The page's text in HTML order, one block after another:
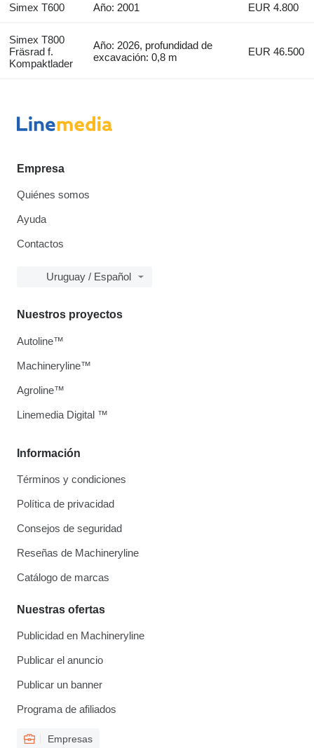
Simex T600 Año: 2001 EUR 4.800
Simex T800
Fräsrad f.
Kompaktlader
Año: 2026, profundidad de
excavación: 0,8 m
EUR 46.500
Empresa
Quiénes somos
Ayuda
Contactos
Uruguay / Español
Información
Términos y condiciones
Política de privacidad
Consejos de seguridad
Reseñas de Machineryline
Catálogo de marcas
Nuestras ofertas
Publicidad en Machineryline
Publicar el anuncio
Publicar un banner
Programa de afiliados
Empresas
Nuestros proyectos
Autoline™
Machineryline™
Agroline™
Linemedia Digital ™